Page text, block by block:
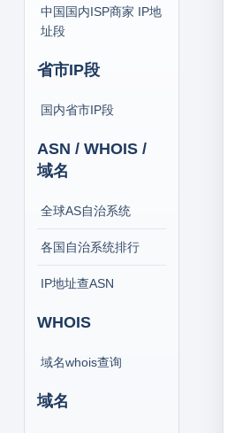
中国国内ISP商家 IP地
址段
省市IP段
国内省市IP段
ASN / WHOIS /
域名
全球AS自治系统
各国自治系统排行
IP地址查ASN
WHOIS
域名whois查询
域名